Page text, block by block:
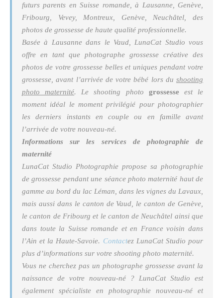
futurs parents en Suisse romande, à Lausanne, Genève,
Fribourg, Vevey, Montreux, Genève, Neuchâtel, des
photos de grossesse de haute qualité professionnelle.
Basée à Lausanne dans le Vaud, LunaCat Studio vous
offre en tant que photographe grossesse créative des
photos de votre grossesse belles et uniques pendant votre
grossesse, avant l’arrivée de votre bébé lors du shooting
photo maternité. Le shooting photo grossesse est le
moment idéal le moment privilégié pour photographier
les derniers instants en couple ou en famille avant
l’arrivée de votre nouveau-né.
Informations sur les services de photographie de
maternité
LunaCat Studio Photographie propose sa photographie
de grossesse pendant une séance photo maternité haut de
gamme au bord du lac Léman, dans les vignes du Lavaux,
mais aussi dans le canton de Vaud, le canton de Genève,
le canton de Fribourg et le canton de Neuchâtel ainsi que
dans toute la Suisse romande et en France voisin dans
l’Ain et la Haute-Savoie. Contactez LunaCat Studio pour
plus d’informations sur votre shooting photo maternité.
Vous ne cherchez pas un photographe grossesse avant la
naissance de votre nouveau-né ? LunaCat Studio est
également spécialiste en photographie nouveau-né et